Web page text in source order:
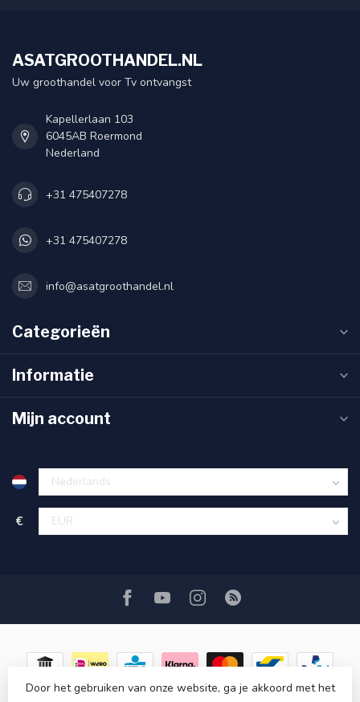
ASATGROOTHANDEL.NL
Uw groothandel voor Tv ontvangst
Kapellerlaan 103
6045AB Roermond
Nederland
+31 475407278
+31 475407278
info@asatgroothandel.nl
Categorieën
Informatie
Mijn account
€
Door het gebruiken van onze website, ga je akkoord met het